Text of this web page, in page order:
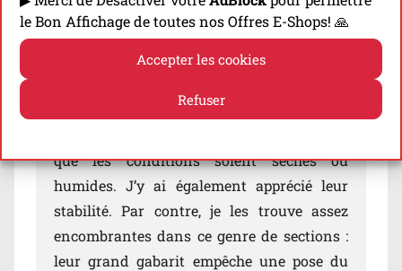
le Bon Affichage de toutes nos Offres E-Shops! 🙏
Accepter les cookies
Refuser
bien surles terrains mixtes – rocailleux et
boueux– qu’on retrouve d’avantage en
montagne. Elles font également l’affaire –
sentiers plus techniques et rocailleux
que les conditions soient sèches ou
humides. J’y ai également apprécié leur
stabilité. Par contre, je les trouve assez
encombrantes dans ce genre de sections :
leur grand gabarit empêche une pose du